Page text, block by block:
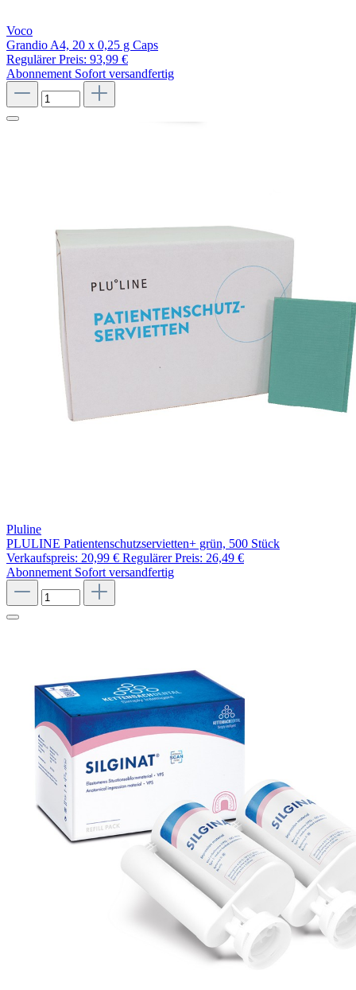
Voco
Grandio A4, 20 x 0,25 g Caps
Regulärer Preis: 93,99 €
Abonnement Sofort versandfertig
Pluline
PLULINE Patientenschutzservietten+ grün, 500 Stück
Verkaufspreis: 20,99 € Regulärer Preis: 26,49 €
Abonnement Sofort versandfertig